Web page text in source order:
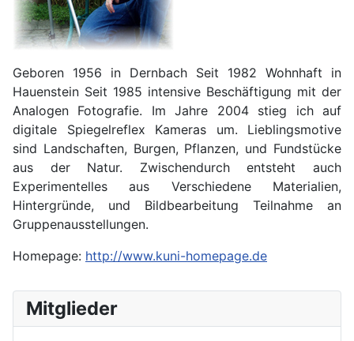
Mitglieder
Geboren 1956 in Dernbach Seit 1982 Wohnhaft in
Hauenstein Seit 1985 intensive Beschäftigung mit der
Analogen Fotografie. Im Jahre 2004 stieg ich auf
digitale Spiegelreflex Kameras um. Lieblingsmotive
sind Landschaften, Burgen, Pflanzen, und Fundstücke
aus der Natur. Zwischendurch entsteht auch
Experimentelles aus Verschiedene Materialien,
Hintergründe, und Bildbearbeitung Teilnahme an
Gruppenausstellungen.
Homepage: http://www.kuni-homepage.de